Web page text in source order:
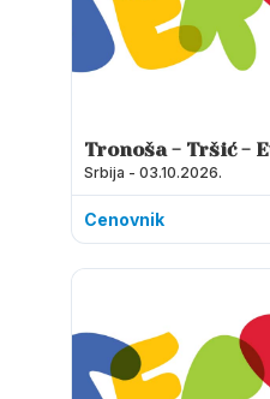
Tronoša - Tršić -
Sunčana reka -
Koviljača
Srbija - 03.10.2026.
Cenovnik